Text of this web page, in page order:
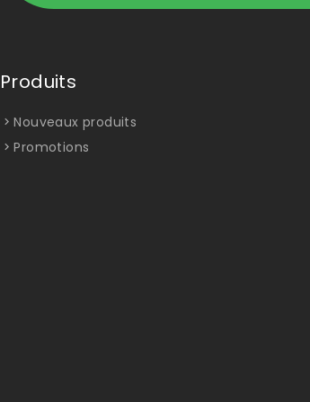
Produits
Nouveaux produits
Promotions